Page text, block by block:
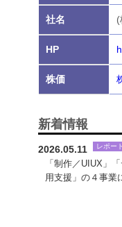
社名 (
HP
株価
新着情報
2026.05.11 レポート
「制作／UIUX」
用支援」の４事業